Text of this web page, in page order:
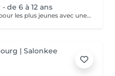
de 6 à 12 ans
Initiation au massage relaxant pour les plus jeunes avec une gelée fondante aux notes gourmandes de pomme verte.